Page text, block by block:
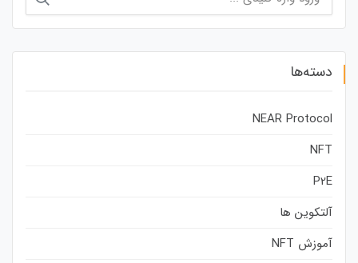
برای:
دسته‌ها
NEAR Protocol
NFT
P2E
آلتکوین ها
آموزش NFT